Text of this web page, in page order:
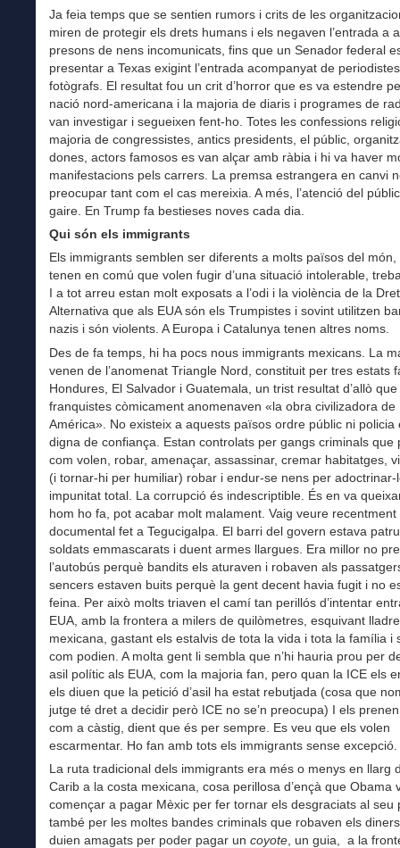
Ja feia temps que se sentien rumors i crits de les
miren de protegir els drets humans i els negaven l’entrada a
presons de nens incomunicats, fins que un Senador federal
presentar a Texas exigint l’entrada acompanyat de
fotògrafs. El resultat fou un crit d’horror que es va estendre
nació nord-americana i la majoria de diaris i programes de
van investigar i segueixen fent-ho. Totes les confessions
majoria de congressistes, antics presidents, el públic,
dones, actors famosos es van alçar amb ràbia i hi va haver
manifestacions pels carrers. La premsa estrangera en canvi
preocupar tant com el cas mereixia. A més, l’atenció del
gaire. En Trump fa bestieses noves cada dia.
Qui són els immigrants
Els immigrants semblen ser diferents a molts països del
tenen en comú que volen fugir d’una situació intolerable,
I a tot arreu estan molt exposats a l’odi i la violència de la
Alternativa que als EUA són els Trumpistes i sovint utilitzen
nazis i són violents. A Europa i Catalunya tenen altres noms.
Des de fa temps, hi ha pocs nous immigrants mexicans. La
venen de l’anomenat Triangle Nord, constituit per tres estats
Hondures, El Salvador i Guatemala, un trist resultat d’allò que
franquistes còmicament anomenaven «la obra civilizadora de
América». No existeix a aquests països ordre públic ni policia
digna de confiança. Estan controlats per gangs criminals que
com volen, robar, amenaçar, assassinar, cremar habitatges,
(i tornar-hi per humiliar) robar i endur-se nens per adoctrinar-
impunitat total. La corrupció és indescriptible. És en va
hom ho fa, pot acabar molt malament. Vaig veure recentment
documental fet a Tegucigalpa. El barri del govern estava
soldats emmascarats i duent armes llargues. Era millor no
l’autobús perquè bandits els aturaven i robaven als
sencers estaven buits perquè la gent decent havia fugit i no
feina. Per això molts triaven el camí tan perillós d’intentar
EUA, amb la frontera a milers de quilòmetres, esquivant
mexicana, gastant els estalvis de tota la vida i tota la família i
com podien. A molta gent li sembla que n’hi hauria prou per
asil polític als EUA, com la majoria fan, pero quan la ICE els
els diuen que la petició d’asil ha estat rebutjada (cosa que
jutge té dret a decidir però ICE no se’n preocupa) I els
com a càstig, dient que és per sempre. Es veu que els volen
escarmentar. Ho fan amb tots els immigrants sense excepció.
La ruta tradicional dels immigrants era més o menys en llarg
Carib a la costa mexicana, cosa perillosa d’ençà que Obama
començar a pagar Mèxic per fer tornar els desgraciats al seu
també per les moltes bandes criminals que robaven els
duien amagats per poder pagar un coyote , un guia, a la